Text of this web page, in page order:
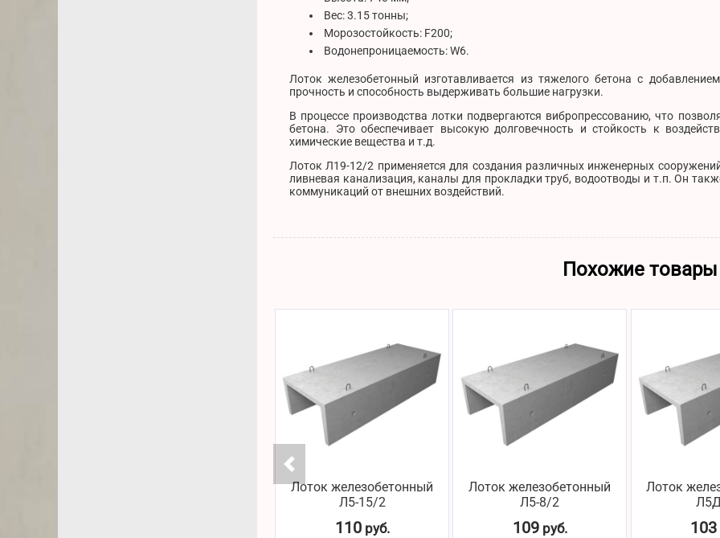
Вес: 3.15 тонны;
Морозостойкость: F200;
Водонепроницаемость: W6.
Лоток железобетонный изготавливается из тяжелого бетона с
прочность и способность выдерживать большие нагрузки.
В процессе производства лотки подвергаются вибропрессованию, что
бетона. Это обеспечивает высокую долговечность и стойкость к
химические вещества и т.д.
Лоток Л19-12/2 применяется для создания различных инженерных
ливневая канализация, каналы для прокладки труб, водоотводы и т.п. Он
коммуникаций от внешних воздействий.
Похожие товары
Лоток железобетонный
Л5-15/2
110руб.
Лоток железобетонный
Л5-8/2
109руб.
Лоток
103